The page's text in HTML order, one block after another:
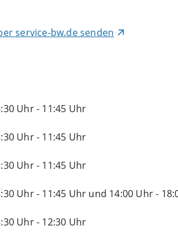
service-bw.de senden
Uhr- 11:45 Uhr
Uhr- 11:45 Uhr
Uhr- 11:45 Uhr
Uhr- 11:45 Uhr und 14:00 Uhr-
Uhr- 12:30 Uhr